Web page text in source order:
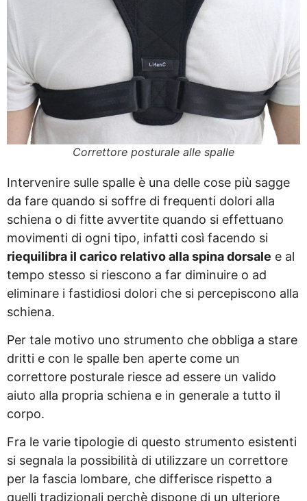
Correttore posturale alle spalle
Intervenire sulle spalle è una delle cose più sagge
da fare quando si soffre di frequenti dolori alla
schiena o di fitte avvertite quando si effettuano
movimenti di ogni tipo, infatti così facendo si
riequilibra il carico relativo alla spina dorsale e al
tempo stesso si riescono a far diminuire o ad
eliminare i fastidiosi dolori che si percepiscono alla
schiena.
Per tale motivo uno strumento che obbliga a stare
dritti e con le spalle ben aperte come un
correttore posturale riesce ad essere un valido
aiuto alla propria schiena e in generale a tutto il
corpo.
Fra le varie tipologie di questo strumento esistenti
si segnala la possibilità di utilizzare un correttore
per la fascia lombare, che differisce rispetto a
quelli tradizionali perchè dispone di un ulteriore